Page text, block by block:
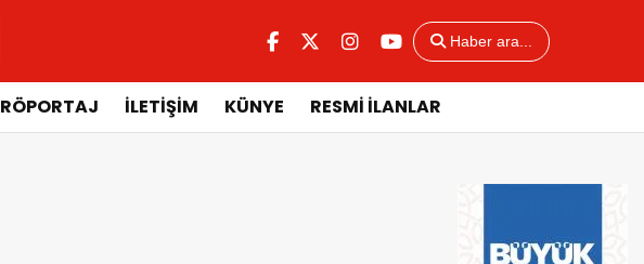
Haber ara...
RÖPORTAJ İLETİŞİM KÜNYE RESMİ İLANLAR